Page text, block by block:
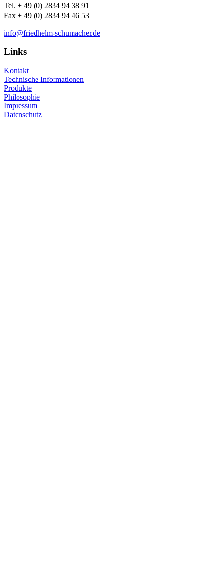
Tel. + 49 (0) 2834 94 38 91
Fax + 49 (0) 2834 94 46 53
info@friedhelm-schumacher.de
Links
Kontakt
Technische Informationen
Produkte
Philosophie
Impressum
Datenschutz